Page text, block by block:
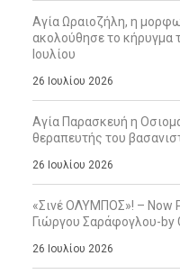
Αγία Ωραιοζήλη, η
ακολούθησε το κήρυγμα
Ιουλίου
26 Ιουλίου 2026
Αγία Παρασκευή η
θεραπευτής του
26 Ιουλίου 2026
«Σινέ ΟΛΥΜΠΟΣ»! – Now
Γιώργου Σαράφογλου-by
26 Ιουλίου 2026